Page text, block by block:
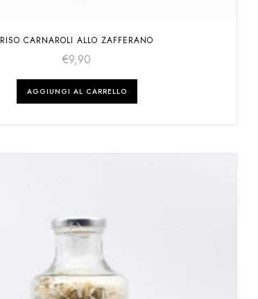
RISO CARNAROLI ALLO ZAFFERANO
€9,90
AGGIUNGI AL CARRELLO